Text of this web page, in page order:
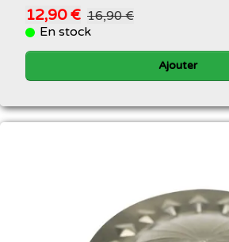
12,90 € 16,90 €
En stock
Ajouter